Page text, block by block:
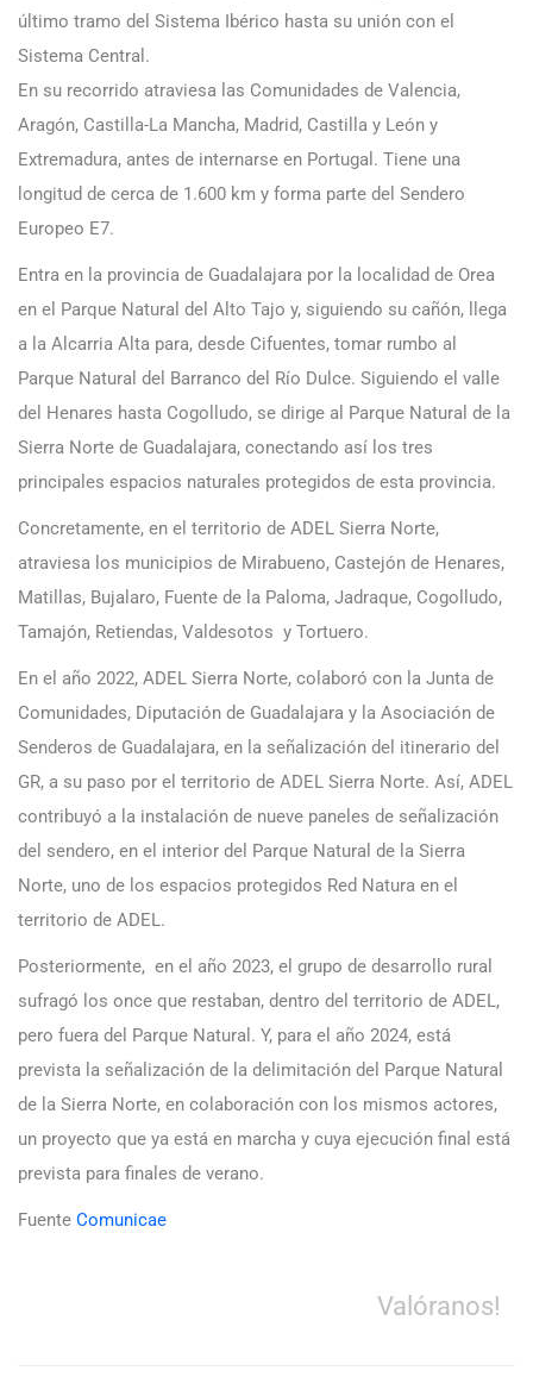
último tramo del Sistema Ibérico hasta su unión con el
Sistema Central.
En su recorrido atraviesa las Comunidades de Valencia,
Aragón, Castilla-La Mancha, Madrid, Castilla y León y
Extremadura, antes de internarse en Portugal. Tiene una
longitud de cerca de 1.600 km y forma parte del Sendero
Europeo E7.
Entra en la provincia de Guadalajara por la localidad de Orea
en el Parque Natural del Alto Tajo y, siguiendo su cañón, llega
a la Alcarria Alta para, desde Cifuentes, tomar rumbo al
Parque Natural del Barranco del Río Dulce. Siguiendo el valle
del Henares hasta Cogolludo, se dirige al Parque Natural de la
Sierra Norte de Guadalajara, conectando así los tres
principales espacios naturales protegidos de esta provincia.
Concretamente, en el territorio de ADEL Sierra Norte,
atraviesa los municipios de Mirabueno, Castejón de Henares,
Matillas, Bujalaro, Fuente de la Paloma, Jadraque, Cogolludo,
Tamajón, Retiendas, Valdesotos y Tortuero.
En el año 2022, ADEL Sierra Norte, colaboró con la Junta de
Comunidades, Diputación de Guadalajara y la Asociación de
Senderos de Guadalajara, en la señalización del itinerario del
GR, a su paso por el territorio de ADEL Sierra Norte. Así, ADEL
contribuyó a la instalación de nueve paneles de señalización
del sendero, en el interior del Parque Natural de la Sierra
Norte, uno de los espacios protegidos Red Natura en el
territorio de ADEL.
Posteriormente, en el año 2023, el grupo de desarrollo rural
sufragó los once que restaban, dentro del territorio de ADEL,
pero fuera del Parque Natural. Y, para el año 2024, está
prevista la señalización de la delimitación del Parque Natural
de la Sierra Norte, en colaboración con los mismos actores,
un proyecto que ya está en marcha y cuya ejecución final está
prevista para finales de verano.
Fuente Comunicae
Valóranos!